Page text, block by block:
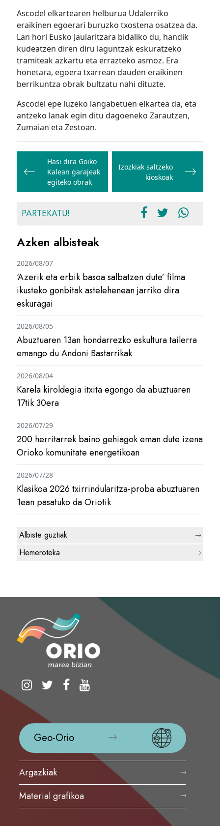
Ascodel elkartearen helburua Udalerriko
eraikinen egoerari buruzko txostena osatzea da.
Lan hori Eusko Jaularitzara bidaliko du, handik
kudeatzen diren diru laguntzak eskuratzeko
tramiteak azkartu eta errazteko asmoz. Era
honetara, egoera txarrean dauden eraikinen
berrikuntza obrak bultzatu nahi dituzte.
Ascodel epe luzeko langabetuen elkartea da, eta
antzeko lanak egin ditu dagoeneko Zarautzen,
Zumaian eta Zestoan.
Bidalketetan
zehar
nabigatu
Hasi dira Goiko
Kalean garajeak
egiteko obrak
Izozkiak saltzeko
kioskoak
PARTEKATU!
Azken albisteak
‘Azerik eta erbik basoa salbatzen dute’ filma
ikusteko gonbitak astelehenean jarriko dira
eskuragai
2026/08/07
Abuztuaren 13an hondarrezko eskultura tailerra
emango du Andoni Bastarrikak
2026/08/05
Karela kiroldegia itxita egongo da abuztuaren
17tik 30era
2026/08/04
200 herritarrek baino gehiagok eman dute izena
Orioko komunitate energetikoan
2026/07/29
Klasikoa 2026 txirrindularitza-proba abuztuaren
1ean pasatuko da Oriotik
2026/07/28
Albiste guztiak
Hemeroteka
Geo-Orio
Argazkiak
Material grafikoa